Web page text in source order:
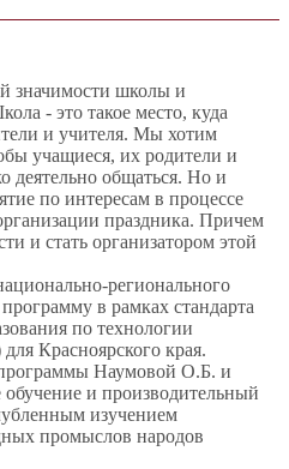
значимости школы и
- это такое место, куда
и учителя. Мы хотим
учащиеся, их родители и
деятельно общаться. Но и
по интересам в процессе
праздника. Причем
и стать организатором этой
регионального
в рамках стандарта
по технологии
Красноярского края.
Наумовой О.Б. и
и производительный
изучением
промыслов народов